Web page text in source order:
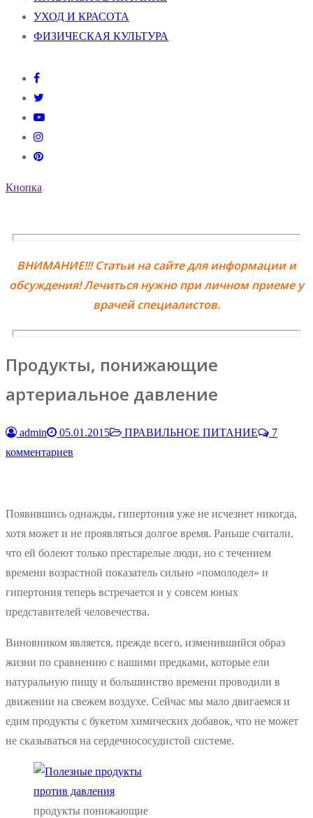
УХОД И КРАСОТА
ФИЗИЧЕСКАЯ КУЛЬТУРА
Кнопка
ВНИМАНИЕ!!! Статьи на сайте для информации и
обсуждения! Лечиться нужно при личном приеме у
врачей специалистов.
Продукты, понижающие
артериальное давление
admin 05.01.2015 ПРАВИЛЬНОЕ ПИТАНИЕ
7
комментариев
Появившись однажды, гипертония уже не исчезнет никогда,
хотя может и не проявляться долгое время. Раньше считали,
что ей болеют только престарелые люди, но с течением
времени возрастной показатель сильно «помолодел» и
гипертония теперь встречается и у совсем юных
представителей человечества.
Виновником является, прежде всего, изменившийся образ
жизни по сравнению с нашими предками, которые ели
натуральную пищу и большинство времени проводили в
движении на свежем воздухе. Сейчас мы мало двигаемся и
едим продукты с букетом химических добавок, что не может
не сказываться на сердечнососудистой системе.
продукты понижающие